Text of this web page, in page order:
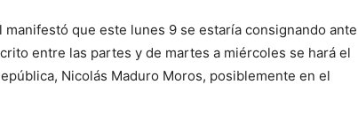
que este lunes 9 se estaría consignando ante
entre las partes y de martes a miércoles se hará el
Nicolás Maduro Moros, posiblemente en el